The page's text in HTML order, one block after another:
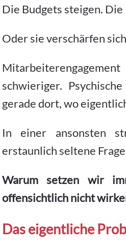
Die Budgets steigen. Die
Oder sie verschärfen
schwieriger.
gerade dort, wo
In einer ansonsten
erstaunlich seltene
Warum setzen wir
offensichtlich nicht
Das eigentliche